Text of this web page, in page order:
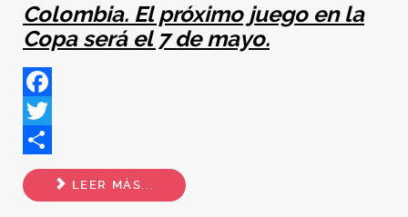
Colombia. El próximo juego en la
Copa será el 7 de mayo.
Facebook
Twitter
Share
LEER MÁS...